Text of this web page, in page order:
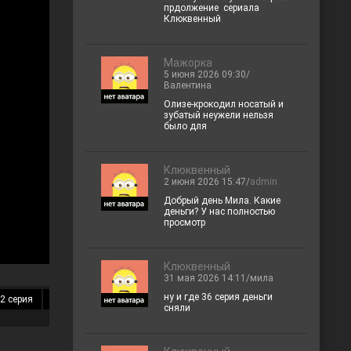
серия 14 серия 15 серия 16 серия
прдолжение сериала
Клюквенный
Мажорка
5 июня 2026 09:30/
Валентина
Олизе-крокодил носатый и
зубатый неужели нельзя
было для
Клюквенный
2 июня 2026 15:47/admin
Добрый день Мила. Какие
деньги? У нас полностью
просмотр
Клюквенный
31 мая 2026 14:11/мила
ну и где 36 серия деньги
сняли